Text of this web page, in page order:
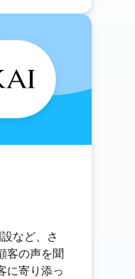
など、さ
客の声を聞
に寄り添っ